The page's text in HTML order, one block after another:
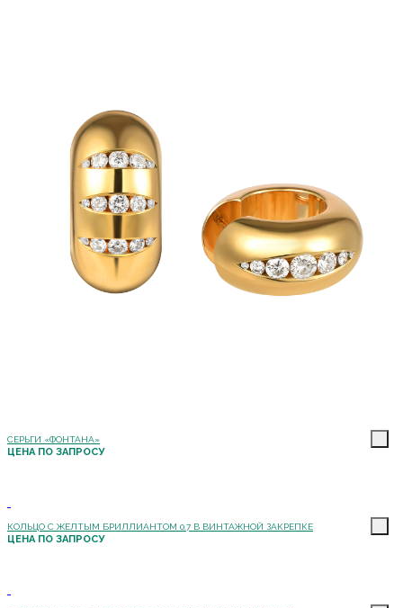
СЕРЬГИ «ФОНТАНА»
ЦЕНА ПО ЗАПРОСУ
КОЛЬЦО С ЖЕЛТЫМ БРИЛЛИАНТОМ 0.7 В ВИНТАЖНОЙ ЗАКРЕПКЕ
ЦЕНА ПО ЗАПРОСУ